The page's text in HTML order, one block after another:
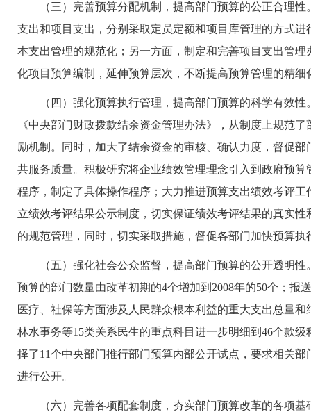
（三）完善预算分配机制，提高部门预算的公正合理性
支出和项目支出，分别采取定员定额和项目库管理的方式
本支出管理的规范化；另一方面，制定和完善项目支出管
化项目预算编制，延伸预算层次，不断提高预算管理的精
（四）强化预算执行管理，提高部门预算的科学有效性
《中央部门财政拨款结余资金管理办法》，从制度上规范
励机制。同时，加大了结余资金的审核、确认力度，督促
共服务质量。积极研究将企业绩效管理理念引入到政府预
程序，制定了具体操作程序；大力推进预算支出绩效考评
立绩效考评结果公示制度，切实保证绩效考评结果的真实
的规范管理，同时，切实采取措施，督促各部门加快预算
（五）强化社会公众监督，提高部门预算的公开透明性
预算的部门数量由改革初期的4个增加到2008年的50个；
医疗、社保等方面涉及人民群众根本利益的重大支出总量
林水事务等15类关系民生的重点科目进一步明细到46个款
择了11个中央部门推行部门预算内部公开试点，要求相关
进行公开。
（六）完善各项配套制度，夯实部门预算改革的各项基